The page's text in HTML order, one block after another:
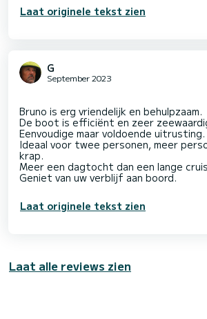
Laat originele tekst zien
G
September 2023
Bruno is erg vriendelijk en behulpzaam.
De boot is efficiënt en zeer
Eenvoudige maar voldoende uitrusting.
Ideaal voor twee personen, meer
krap.
Meer een dagtocht dan een lange
Laat originele tekst zien
Laat alle reviews zien